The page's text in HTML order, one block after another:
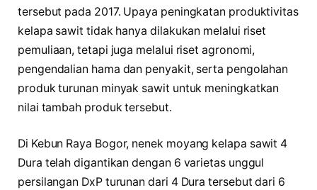
tersebut pada 2017. Upaya peningkatan produktivitas
kelapa sawit tidak hanya dilakukan melalui riset
pemuliaan, tetapi juga melalui riset agronomi,
pengendalian hama dan penyakit, serta pengolahan
produk turunan minyak sawit untuk meningkatkan
nilai tambah produk tersebut.
Di Kebun Raya Bogor, nenek moyang kelapa sawit 4
Dura telah digantikan dengan 6 varietas unggul
persilangan DxP turunan dari 4 Dura tersebut dari 6